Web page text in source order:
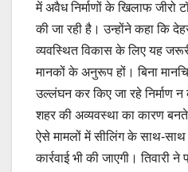
में अवैध निर्माणों के खिलाफ जीरो
की जा रही है। उन्होंने कहा कि
व्यवस्थित विकास के लिए यह
मानकों के अनुरूप हों। बिना
उल्लंघन कर किए जा रहे निर्माण
शहर की अव्यवस्था का कारण
ऐसे मामलों में सीलिंग के साथ-
कार्रवाई भी की जाएगी। तिवारी ने